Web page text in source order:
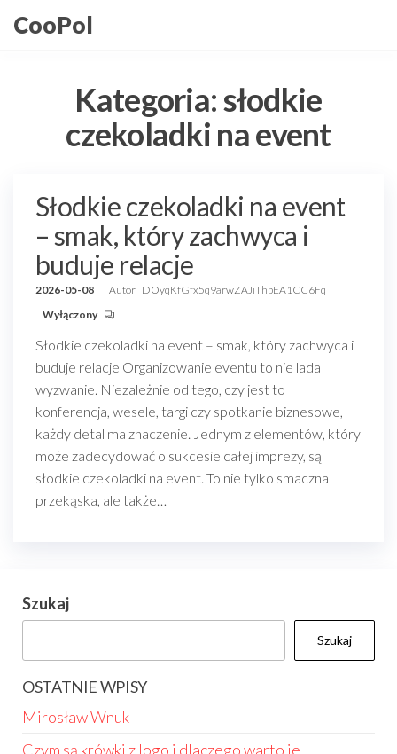
doCooPol
Kategoria:słodkie
czekoladki na event
Słodkie czekoladki na event
– smak, który zachwyca i
buduje relacje
2026-05-08 Autor DOyqKfGfx5q9arwZAJiThbEA1CC6Fq
Wyłączony
Słodkie czekoladki na event – smak, który zachwyca i
buduje relacje Organizowanie eventu to nie lada
wyzwanie. Niezależnie od tego, czy jest to
konferencja, wesele, targi czy spotkanie biznesowe,
każdy detal ma znaczenie. Jednym z elementów, który
może zadecydować o sukcesie całej imprezy, są
słodkie czekoladki na event. To nie tylko smaczna
przekąska, ale także…
Szukaj
Szukaj
OSTATNIE WPISY
Mirosław Wnuk
Czym są krówki z logo i dlaczego warto je